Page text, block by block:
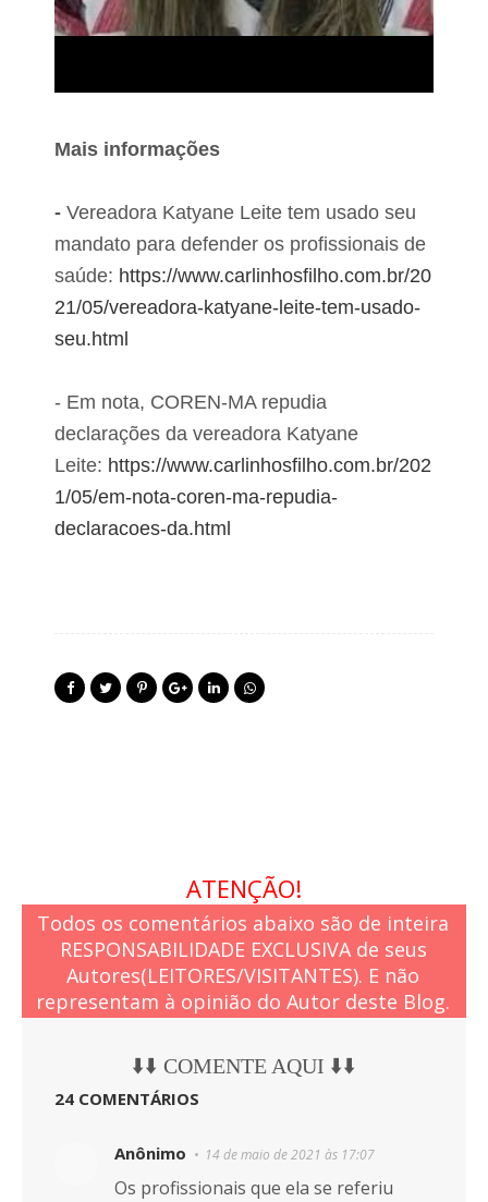
Mais informações
- Vereadora Katyane Leite tem usado seu
mandato para defender os profissionais de
saúde: https://www.carlinhosfilho.com.br/20
21/05/vereadora-katyane-leite-tem-usado-
seu.html
- Em nota, COREN-MA repudia
declarações da vereadora Katyane
Leite: https://www.carlinhosfilho.com.br/202
1/05/em-nota-coren-ma-repudia-
declaracoes-da.html
ATENÇÃO!
Todos os comentários abaixo são de inteira
RESPONSABILIDADE EXCLUSIVA de seus
Autores(LEITORES/VISITANTES). E não
representam à opinião do Autor deste Blog.
⬇️⬇️ COMENTE AQUI ⬇️⬇️
24 COMENTÁRIOS
Anônimo 14 de maio de 2021 às 17:07
Os profissionais que ela se referiu